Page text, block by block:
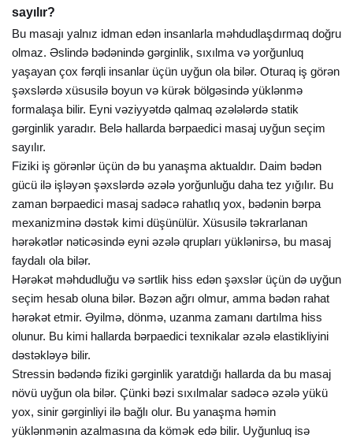
sayılır?
Bu masajı yalnız idman edən insanlarla məhdudlaşdırmaq doğru
olmaz. Əslində bədənində gərginlik, sıxılma və yorğunluq
yaşayan çox fərqli insanlar üçün uyğun ola bilər. Oturaq iş görən
şəxslərdə xüsusilə boyun və kürək bölgəsində yüklənmə
formalaşa bilir. Eyni vəziyyətdə qalmaq əzələlərdə statik
gərginlik yaradır. Belə hallarda bərpaedici masaj uyğun seçim
sayılır.
Fiziki iş görənlər üçün də bu yanaşma aktualdır. Daim bədən
gücü ilə işləyən şəxslərdə əzələ yorğunluğu daha tez yığılır. Bu
zaman bərpaedici masaj sadəcə rahatlıq yox, bədənin bərpa
mexanizminə dəstək kimi düşünülür. Xüsusilə təkrarlanan
hərəkətlər nəticəsində eyni əzələ qrupları yüklənirsə, bu masaj
faydalı ola bilər.
Hərəkət məhdudluğu və sərtlik hiss edən şəxslər üçün də uyğun
seçim hesab oluna bilər. Bəzən ağrı olmur, amma bədən rahat
hərəkət etmir. Əyilmə, dönmə, uzanma zamanı dartılma hiss
olunur. Bu kimi hallarda bərpaedici texnikalar əzələ elastikliyini
dəstəkləyə bilir.
Stressin bədəndə fiziki gərginlik yaratdığı hallarda da bu masaj
növü uyğun ola bilər. Çünki bəzi sıxılmalar sadəcə əzələ yükü
yox, sinir gərginliyi ilə bağlı olur. Bu yanaşma həmin
yüklənmənin azalmasına da kömək edə bilir. Uyğunluq isə